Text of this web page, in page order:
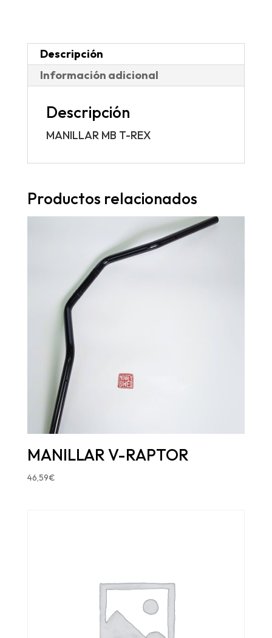
Descripción
Información adicional
Descripción
MANILLAR MB T-REX
Productos relacionados
MANILLAR V-RAPTOR
46,59€